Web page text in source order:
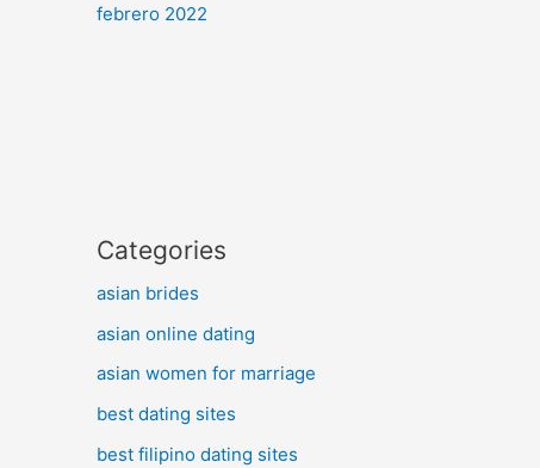
febrero 2022
Categories
asian brides
asian online dating
asian women for marriage
best dating sites
best filipino dating sites